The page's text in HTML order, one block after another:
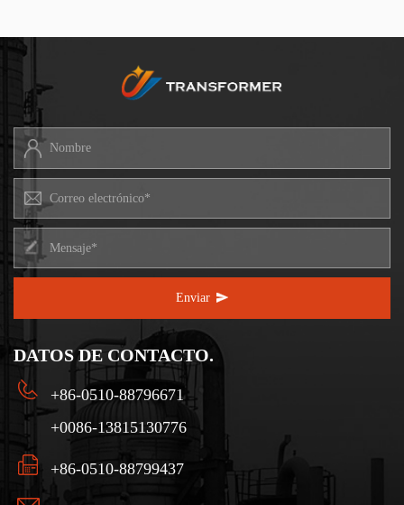
Enviar
DATOS DE CONTACTO.
+86-0510-88796671
+0086-13815130776
+86-0510-88799437